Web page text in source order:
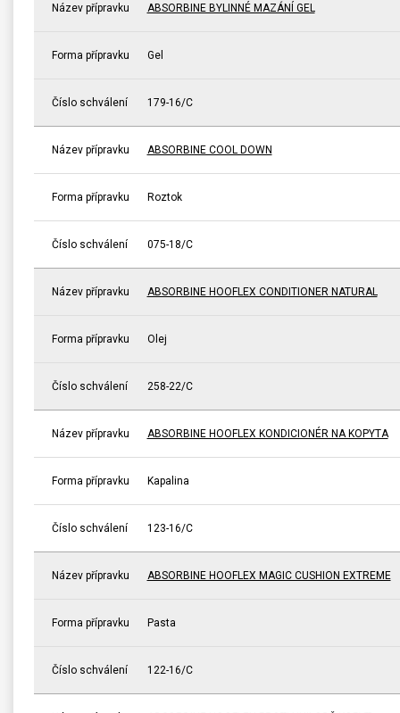
Název přípravku ABSORBINE BYLINNÉ MAZÁNÍ GEL
Forma přípravku Gel
Číslo schválení 179-16/C
Název přípravku ABSORBINE COOL DOWN
Forma přípravku Roztok
Číslo schválení 075-18/C
Název přípravku ABSORBINE HOOFLEX CONDITIONER NATURAL
Forma přípravku Olej
Číslo schválení 258-22/C
Název přípravku ABSORBINE HOOFLEX KONDICIONÉR NA KOPYTA
Forma přípravku Kapalina
Číslo schválení 123-16/C
Název přípravku ABSORBINE HOOFLEX MAGIC CUSHION EXTREME
Forma přípravku Pasta
Číslo schválení 122-16/C